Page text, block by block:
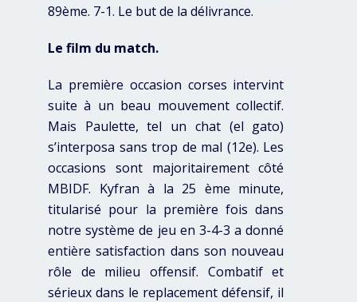
89ème. 7-1. Le but de la délivrance.
Le film du match.
La première occasion corses intervint
suite à un beau mouvement collectif.
Mais Paulette, tel un chat (el gato)
s’interposa sans trop de mal (12e). Les
occasions sont majoritairement côté
MBIDF. Kyfran à la 25 ème minute,
titularisé pour la première fois dans
notre système de jeu en 3-4-3 a donné
entière satisfaction dans son nouveau
rôle de milieu offensif. Combatif et
sérieux dans le replacement défensif, il